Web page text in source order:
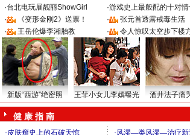
·台北电玩展靓丽ShowGirl ·游戏史上最般配的十对
·
《变形金刚2》送票！ ·
张元首透露戒毒生活
·
王岳伦爆李湘胎教 · 令人惊叹太空步下楼
新版“西游”绝密照 王菲小女儿李嫣曝光 酒井法子痛
健 康 指 南